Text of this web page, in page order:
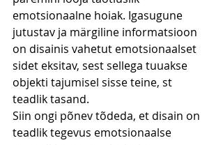
emotsionaalne hoiak. Igasugune
jutustav ja märgiline informatsioon
on disainis vahetut emotsionaalset
sidet eksitav, sest sellega tuuakse
objekti tajumisel sisse teine, st
teadlik tasand.
Siin ongi põnev tõdeda, et disain on
teadlik tegevus emotsionaalse